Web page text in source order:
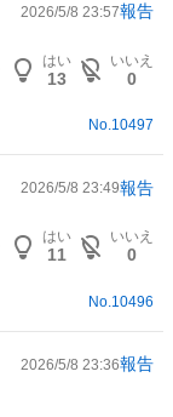
2026/5/8 23:57報告
はい
13
いいえ
0
No.10497
2026/5/8 23:49報告
はい
11
いいえ
0
No. 10496
2026/5/8 23:36報告